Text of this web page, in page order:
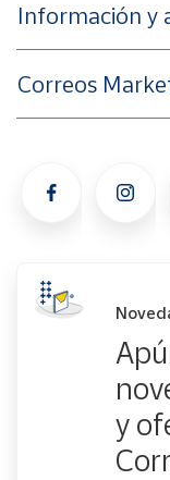
Información y
Correos
y